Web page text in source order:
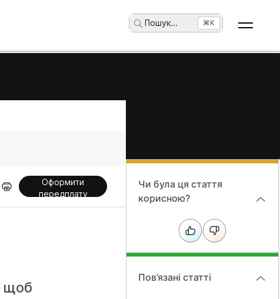
Пошук... ⌘K
Оформити
передплату
щоб
Чи була ця стаття
корисною?
Пов’язані статті